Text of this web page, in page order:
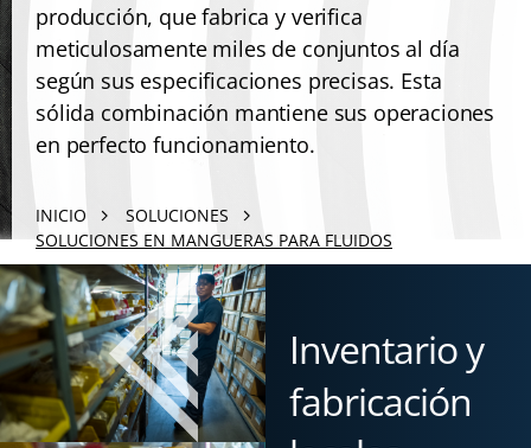
producción, que fabrica y verifica
meticulosamente miles de conjuntos al día
según sus especificaciones precisas. Esta
sólida combinación mantiene sus operaciones
en perfecto funcionamiento.
INICIO
SOLUCIONES
SOLUCIONES EN MANGUERAS PARA FLUIDOS
Inventario y
fabricación